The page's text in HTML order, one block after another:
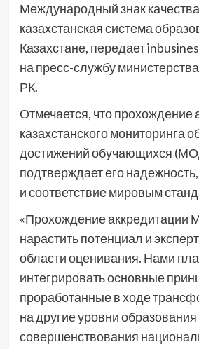
Международный знак
казахстанская система
Казахстане, передает
на пресс-службу
РК.
Отмечается, что прохождение
казахстанского мониторинга
достижений обучающихся
подтверждает его
и соответствие мировым
«Прохождение
нарастить потенциал и
области оценивания. Нами
интегрировать основные
проработанные в ходе
на другие уровни
совершенствования